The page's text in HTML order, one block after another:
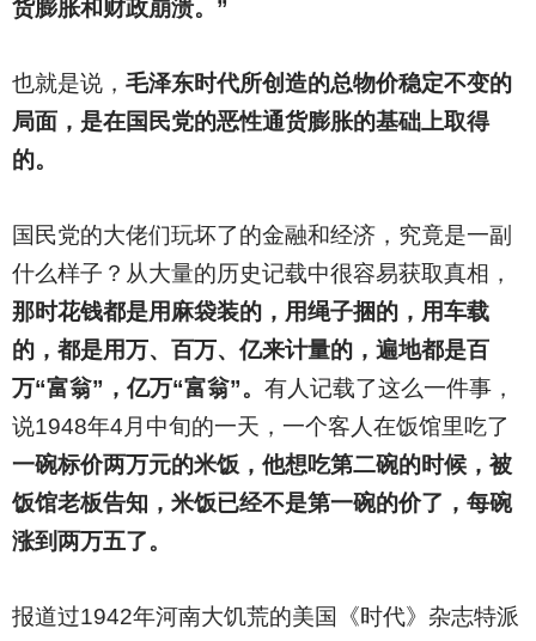
货膨胀和财政崩溃。”
也就是说， 毛泽东时代所创造的总物价稳定不变的
局面，是在国民党的恶性通货膨胀的基础上取得
的。
国民党的大佬们玩坏了的金融和经济，究竟是一副
什么样子？从大量的历史记载中很容易获取真相，
那时花钱都是用麻袋装的，用绳子捆的，用车载
的，都是用万、百万、亿来计量的，遍地都是百
万“富翁”，亿万“富翁”。 有人记载了这么一件事，
说1948年4月中旬的一天，一个客人在饭馆里吃了
一碗标价两万元的米饭，他想吃第二碗的时候，被
饭馆老板告知，米饭已经不是第一碗的价了，每碗
涨到两万五了。
报道过1942年河南大饥荒的美国《时代》杂志特派